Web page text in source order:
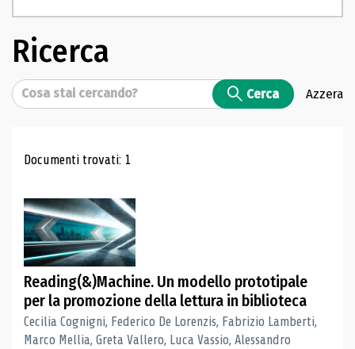
Ricerca
Cerca Cerca Azzera
Risultati di ricerca
Documenti trovati: 1
Reading(&)Machine. Un modello prototipale
per la promozione della lettura in biblioteca
Cecilia Cognigni, Federico De Lorenzis, Fabrizio Lamberti,
Marco Mellia, Greta Vallero, Luca Vassio, Alessandro